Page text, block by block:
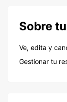
Sobre
Ve, edita y
Gestionar tu